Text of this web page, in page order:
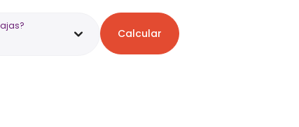
Calcular